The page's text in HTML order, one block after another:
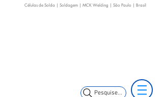
Pesquise...
Células de Solda | Soldagem | MCK Welding | São Paulo | Brasil